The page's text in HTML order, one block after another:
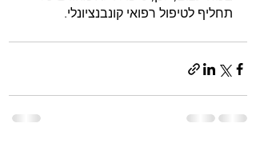
תחליף לטיפול רפואי קונבנציונלי.